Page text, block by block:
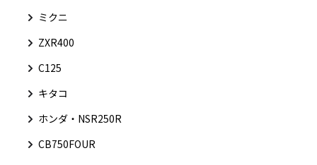
ミクニ
ZXR400
C125
キタコ
ホンダ・NSR250R
CB750FOUR